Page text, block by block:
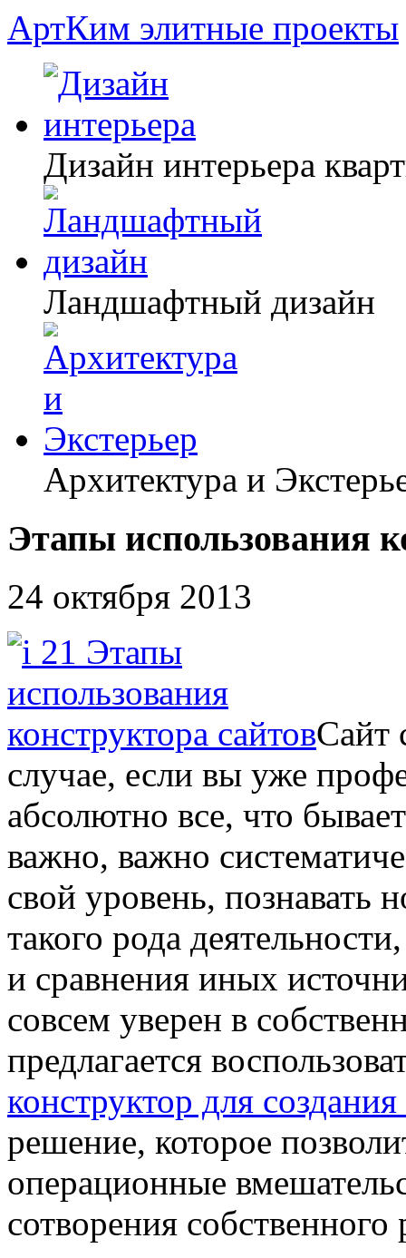
АртКим элитные проекты
Дизайн интерьера
Ландшафтный дизайн
Архитектура и
Этапы использования
24 октября 2013
Сайт
случае, если вы уже
абсолютно все, что
важно, важно
свой уровень, познавать
такого рода
и сравнения иных
совсем уверен в
предлагается
конструктор для создания
решение, которое
операционные
сотворения собственного